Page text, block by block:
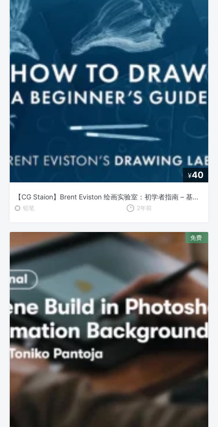
¥40
【CG Staion】Brent Eviston 绘画实验室：初学者指南 – 基础绘画技巧全解析
铅笔 2年前